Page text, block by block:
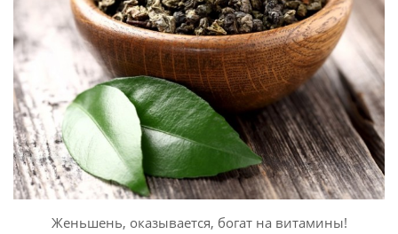
Женьшень, оказывается, богат на витамины!